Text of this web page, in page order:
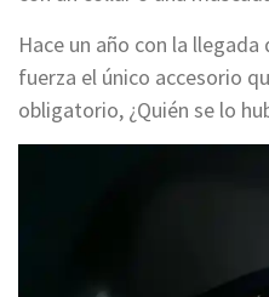
Hace un año con la
fuerza el único accesorio
obligatorio, ¿Quién se lo